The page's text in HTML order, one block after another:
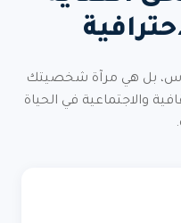
بل هي مرآة شخصيتك
والاجتماعية في الحياة